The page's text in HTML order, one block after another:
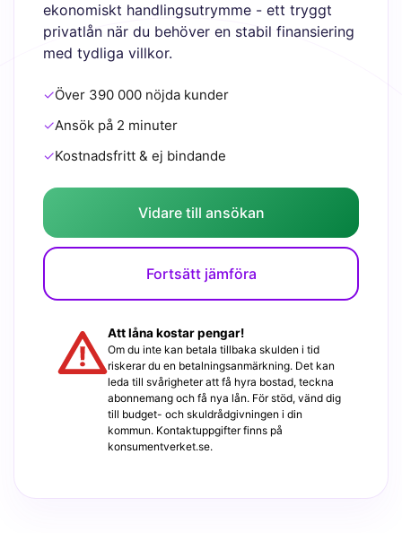
ekonomiskt handlingsutrymme - ett tryggt
privatlån när du behöver en stabil finansiering
med tydliga villkor.
✓Över 390 000 nöjda kunder
✓Ansök på 2 minuter
✓Kostnadsfritt & ej bindande
Vidare till ansökan
Fortsätt jämföra
Att låna kostar pengar!
Om du inte kan betala tillbaka skulden i tid
riskerar du en betalningsanmärkning. Det kan
leda till svårigheter att få hyra bostad, teckna
abonnemang och få nya lån. För stöd, vänd dig
till budget- och skuldrådgivningen i din
kommun. Kontaktuppgifter finns på
konsumentverket.se.